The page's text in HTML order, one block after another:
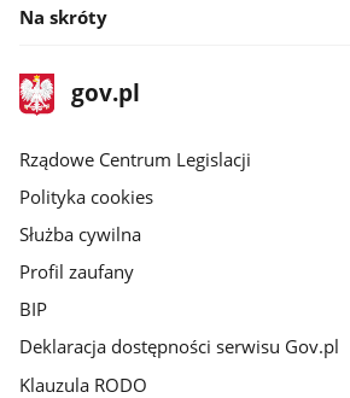
Na skróty
stopka
gov.plStrona
gov.pl
Rządowe Centrum Legislacji
Polityka cookies
Służba cywilna
Profil zaufany
BIP
Deklaracja dostępności serwisu Gov.pl
Klauzula RODO